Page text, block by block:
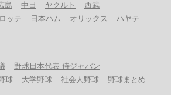
島 中日 ヤクルト
西武
ロッテ 日本ハム オリックス
ハヤテ
野球日本代表 侍ジャパン
球 大学野球 社会人野球 野球まとめ